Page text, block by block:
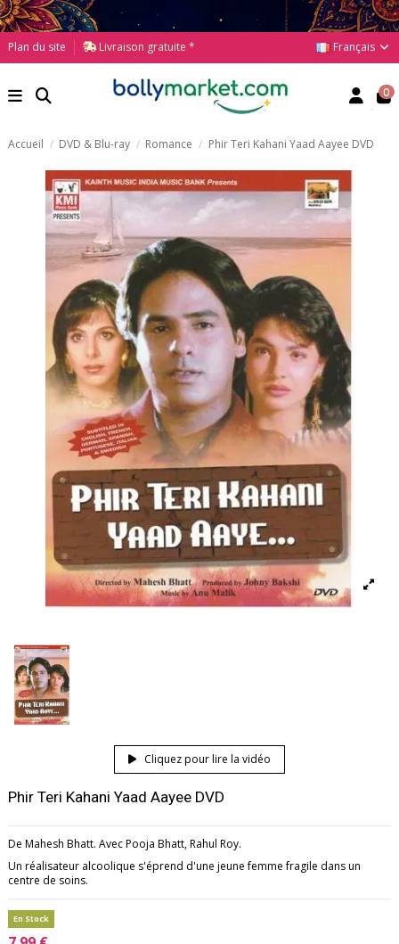
Plan du site Livraison gratuite * Français
0
Accueil DVD & Blu-ray Romance Phir Teri Kahani Yaad Aayee DVD
Cliquez pour lire la vidéo
Phir Teri Kahani Yaad Aayee DVD
De Mahesh Bhatt. Avec Pooja Bhatt, Rahul Roy.
Un réalisateur alcoolique s'éprend d'une jeune femme fragile dans un
centre de soins.
En Stock